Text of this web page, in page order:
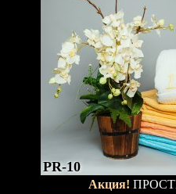
PR-10
Акция!